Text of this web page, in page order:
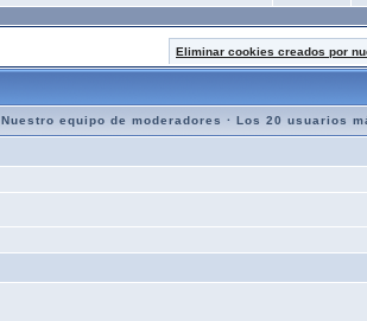
Eliminar cookies creados por
Nuestro equipo de moderadores · Los 20 usuarios